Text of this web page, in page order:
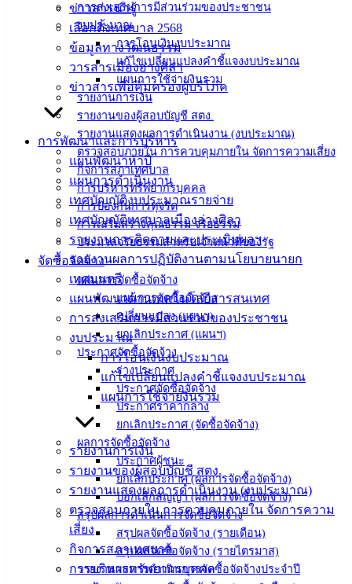
การส่งเสริมการมีส่วนร่วมของประชาชน
งบประมาณ
การโอนเงินงบประมาณ
แก้ไขเปลี่ยนแปลงคำชี้แจงงบประมาณ
แผนการใช้จ่ายงินรวม
รายงานการเงิน
รายงานของผู้สอบบัญชี สตง.
รายงานแสดงผลการดำเนินงาน (งบประมาณ)
ตรวจสอบภายใน การควบคุมภายใน จัดการความเสี่ยง
กิจการสภาเทศบาล
การบริหารทรัพยากรบุคคล
การป้องกันการทุจริต
การเสริมสร้างคุณธรรม จริยธรรม
ประมวลจริยธรรมสำหรับเจ้าหน้าที่ของรัฐ
จัดซื้อจัดจ้าง
แผนการจัดซื้อจัดจ้าง
แผนการจัดซื้อจัดจ้าง
เปลี่ยนแปลง (แผนฯ)
ยกเลิกประกาศ (แผนฯ)
ประกาศจัดซื้อจัดจ้าง
ร่างประกาศ
ประกาศจัดซื้อจัดจ้าง
ประกาศราคากลาง
ยกเลิกประกาศ (จัดซื้อจัดจ้าง)
ผลการจัดซื้อจัดจ้าง
ประกาศผู้ชนะ
ยกเลิกประกาศ (ผลการจัดซื้อจัดจ้าง)
บอกเลิกสัญญา (ผลการจัดซื้อจัดจ้าง)
สรุปผลการดำเนินการจัดซื้อจัดจ้าง
สรุปผลจัดซื้อจัดจ้าง (รายเดือน)
สรุปผลจัดซื้อจัดจ้าง (รายไตรมาส)
รายงานผลการดำเนินการจัดซื้อจัดจ้างประจำปี
ข่าวสารน่ารู้
เลือกตั้งเทศบาล 2568
ข้อมูลทางวัฒนธรรม
วารสารเมืองอ่างศิลา
ข่าวสารเพื่อคุ้มครองผู้บริโภค
การพัฒนาและการบริหาร
แผนพัฒนาห้าปี
แผนการดำเนินงาน
เทศบัญญัติงบประมาณรายจ่าย
เทศบัญญัติเทศบาลเมืองอ่างศิลา
รายงานการติดตามและประเมินผลฯ
รายงานผลการปฏิบัติงานตามนโยบายนายก
เทศมนตรี
แผนพัฒนาด้านเทคโนโลยีสารสนเทศ
การส่งเสริมการมีส่วนร่วมของประชาชน
งบประมาณ
การโอนเงินงบประมาณ
แก้ไขเปลี่ยนแปลงคำชี้แจงงบประมาณ
แผนการใช้จ่ายงินรวม
รายงานการเงิน
รายงานของผู้สอบบัญชี สตง.
รายงานแสดงผลการดำเนินงาน (งบประมาณ)
ตรวจสอบภายใน การควบคุมภายใน จัดการความ
เสี่ยง
กิจการสภาเทศบาล
การบริหารทรัพยากรบุคคล
ประชาชน
ดาวน์โหลด
ฟอร์ม,
เอกสาร
คู่มือ
สำหรับ
ประชาชน/
คู่มือการ
ปฏิบัติ
งาน
ข่าวสาร
น่ารู้
ศุนย์
ข้อมูล
ข่าวสาร
อิเล็กทรอนิกส์
(Knowledge
Management)
ติดต่อ
เทศบาล
สายตรง
ประวัติ